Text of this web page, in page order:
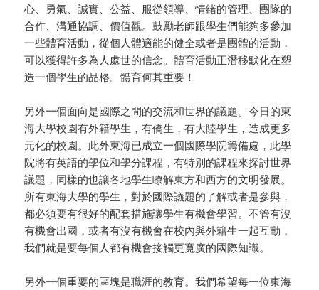
心、勇氣、誠實、公益、服從領導、情緒的管理、團隊的
合作、溝通協調、價值觀。鼓勵老師跟學生們能夠多參加
一些體育活動，從個人體適能的健全或者是團體的活動，
可以獲得許多為人處世的信念。體育活動正潛移默化在塑
造一個學生的品格。體育何其重要！
另外一個面向是國際之間的交流和世界的議題。今日的東
海大學校園有外籍學生，有僑生，有大陸學生，造成更多
元化的校園。此外東海已成立一個國際學院籌備處，此學
院將有英語的學位和學分課程，有特別的課程來探討世界
議題，同樣的也讓各地學生瞭解東方和西方的文明發展。
所有東海大學的學生，對於國際議題的了解或者是參與，
都必須要有很好的配套措施讓學生有機會學習。不管有沒
有機會出國，或者有沒有機會在校內與外籍生一起互動，
我們就是要每個人都有機會接觸更寬廣的國際知識。
另外一個重要的區塊是職涯的教育。我們希望每一位東海